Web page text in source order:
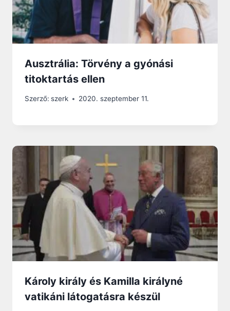
Ausztrália: Törvény a gyónási
titoktartás ellen
Szerző: szerk 2020. szeptember 11.
Károly király és Kamilla királyné
vatikáni látogatásra készül